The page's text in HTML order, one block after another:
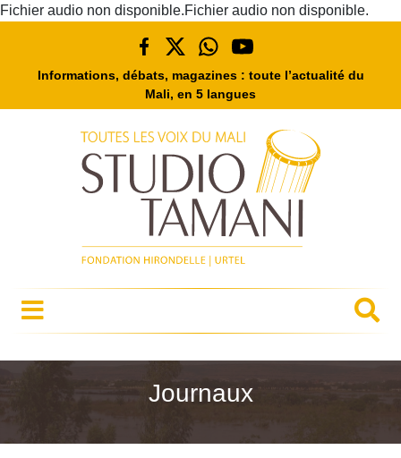
Fichier audio non disponible.Fichier audio non disponible.
Informations, débats, magazines : toute l’actualité du
Mali, en 5 langues
Journaux